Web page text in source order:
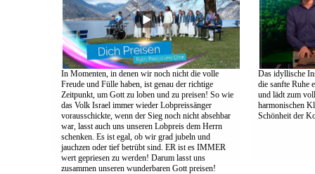
In Momenten, in denen wir noch nicht die volle
Freude und Fülle haben, ist genau der richtige
Zeitpunkt, um Gott zu loben und zu preisen! So wie
das Volk Israel immer wieder Lobpreissänger
vorausschickte, wenn der Sieg noch nicht absehbar
war, lasst auch uns unseren Lobpreis dem Herrn
schenken. Es ist egal, ob wir grad jubeln und
jauchzen oder tief betrübt sind. ER ist es IMMER
wert gepriesen zu werden! Darum lasst uns
zusammen unseren wunderbaren Gott preisen!
Das idyllische
die sanfte Ruhe
und lädt zum
harmonischen
Schönheit der